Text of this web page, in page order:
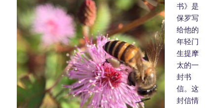
书》是
保罗写
给他的
年轻门
生提摩
太的一
封书
信。这
封信情